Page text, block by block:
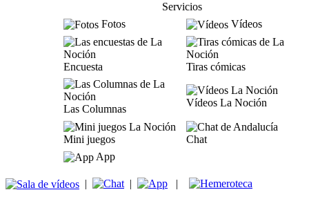
Servicios
Fotos
Vídeos
Encuesta Tiras cómicas
Las Columnas
Vídeos La Noción
Mini juegos
Chat
App
| | |